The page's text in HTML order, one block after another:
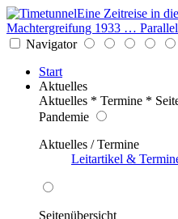
Eine Zeitreise in
Machtergreifung 1933 …
Navigator
Start
Aktuelles
Aktuelles * Termine *
Pandemie
Aktuelles / Termine
Leitartikel &
Seitenübersicht